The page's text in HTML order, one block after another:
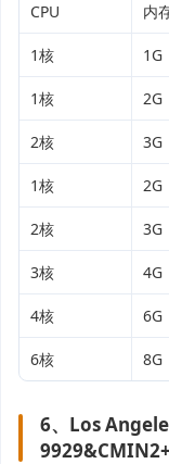
CPU 内
1核 1G
1核 2G
2核 3G
1核 2G
2核 3G
3核 4G
4核 6G
6核 8G
6、Los